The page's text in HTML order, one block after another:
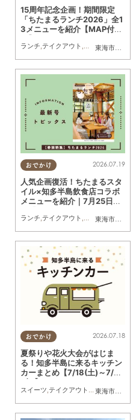
東海市
, 大府市
15周年記念企画！期間限定
「ちたまるランチ2026」全1
3メニューを紹介【MAP付
ランチ,テイクアウト ,専門店,ちたまる
おでかけ
東海市
,大府市
2026.07.19
人気企画復活！ちたまるスタ
イル×知多半島飲食店コラボ
メニューを紹介｜7月25日発
月号」見ドコロ解説
ランチ,テイクアウト ,習い事,観光 アウ
おでかけ
東海市
,大府市
2026.07.18
夏祭りや花火大会がはじま
る！知多半島に来るキッチン
カーまとめ【7/18(土)～7/24
(金)】
スイーツ テイクアウト キッチンカー